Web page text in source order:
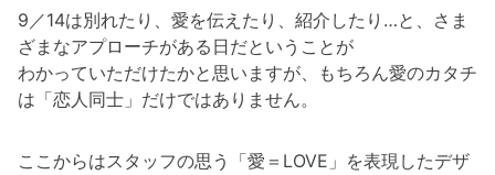
9／14は別れたり、愛を伝えたり、紹介したり…と、さま
ざまなアプローチがある日だということが
わかっていただけたかと思いますが、もちろん愛のカタチ
は「恋人同士」だけではありません。
ここからはスタッフの思う「愛＝LOVE」を表現したデザ